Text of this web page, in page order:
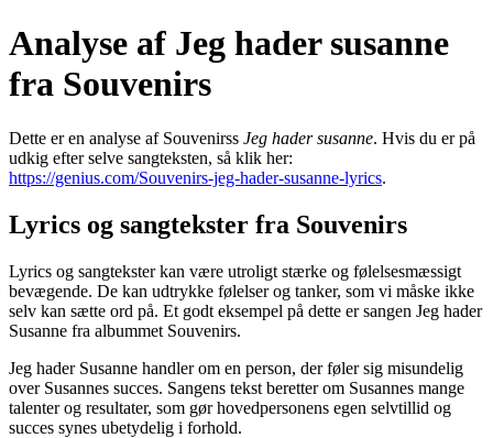
Analyse af Jeg hader susanne
fra Souvenirs
Dette er en analyse af Souvenirss Jeg hader susanne. Hvis du er på
udkig efter selve sangteksten, så klik her:
https://genius.com/Souvenirs-jeg-hader-susanne-lyrics.
Lyrics og sangtekster fra Souvenirs
Lyrics og sangtekster kan være utroligt stærke og følelsesmæssigt
bevægende. De kan udtrykke følelser og tanker, som vi måske ikke
selv kan sætte ord på. Et godt eksempel på dette er sangen Jeg hader
Susanne fra albummet Souvenirs.
Jeg hader Susanne handler om en person, der føler sig misundelig
over Susannes succes. Sangens tekst beretter om Susannes mange
talenter og resultater, som gør hovedpersonens egen selvtillid og
succes synes ubetydelig i forhold.